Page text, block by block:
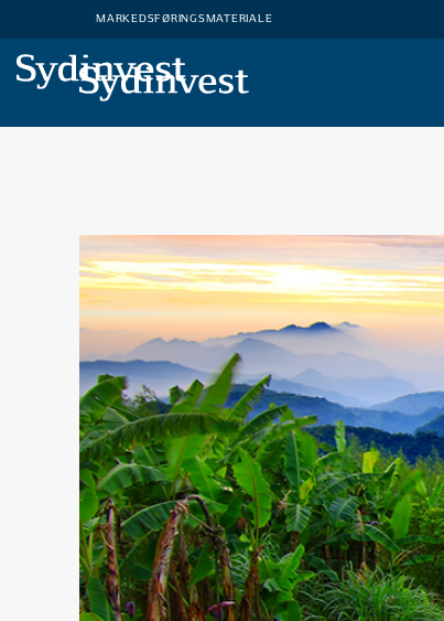
MARKEDSFØRINGSMATERIALE
MARKEDSFØRINGSMATERIALE
ABC